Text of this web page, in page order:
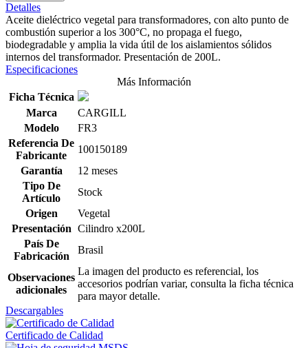
Detalles
Aceite dieléctrico vegetal para transformadores, con alto punto de
combustión superior a los 300°C, no propaga el fuego,
biodegradable y amplia la vida útil de los aislamientos sólidos
internos del transformador. Presentación de 200L.
Especificaciones
Más Información
Ficha Técnica
Marca
CARGILL
Modelo
FR3
Referencia De
Fabricante
100150189
Garantía
12 meses
Tipo De
Artículo
Stock
Origen
Vegetal
Presentación Cilindro x200L
País De
Fabricación
Brasil
Observaciones
adicionales
La imagen del producto es referencial, los
accesorios podrían variar, consulta la ficha técnica
para mayor detalle.
Descargables
Certificado de Calidad